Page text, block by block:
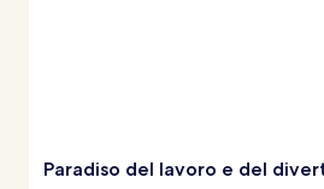
Paradiso del lavoro e del